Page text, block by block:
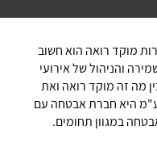
מוקד רואה הוא חשוב
והניהול של אירועי
מה זה מוקד רואה ואת
אא1 אבטחה בע"מ היא חברת אבטחה עם
במגוון תחומים.